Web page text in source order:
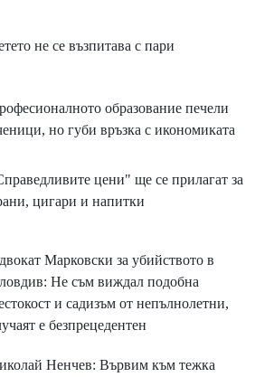
не се възпитава с пари
образование печели
но губи връзка с икономиката
цени" ще се прилагат за
цигари и напитки
Марковски за убийството в
Не съм виждал подобна
и садизъм от непълнолетни,
е безпрецедентен
Ненчев: Вървим към тежка